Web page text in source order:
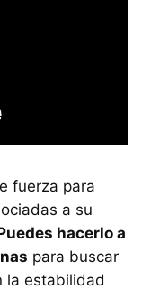
fuerza para
a su
hacerlo a
para buscar
la estabilidad